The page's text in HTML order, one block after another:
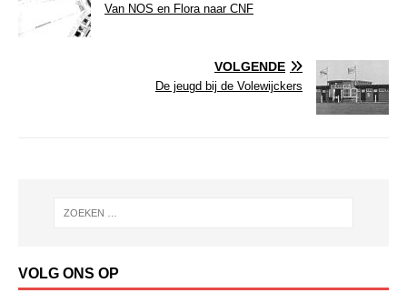
Van NOS en Flora naar CNF
VOLGENDE
De jeugd bij de Volewijckers
VOLG ONS OP